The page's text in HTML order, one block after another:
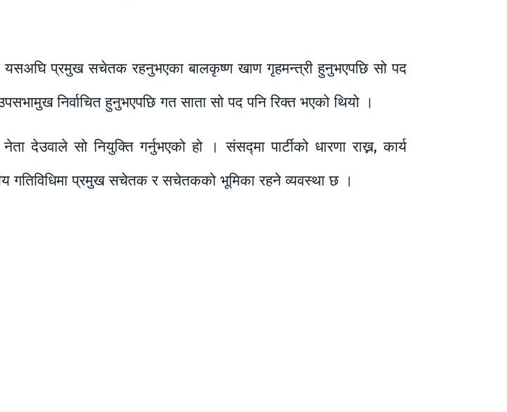
प्रमुख सचेतक रहनुभएका बालकृष्ण खाण गृहमन्त्री हुनुभएपछि सो पद
निर्वाचित हुनुभएपछि गत साता सो पद पनि रिक्त भएको थियो ।
सो नियुक्ति गर्नुभएको हो । संसद्मा पार्टीको धारणा राख्न, कार्य
गतिविधिमा प्रमुख सचेतक र सचेतकको भूमिका रहने व्यवस्था छ ।